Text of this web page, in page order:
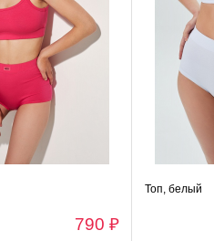
790 ₽
Топ, белый